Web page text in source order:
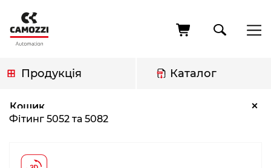
основного
вмісту
Продукція Каталог
Кошик ×
навіґації
Фітинг 5052 та 5082